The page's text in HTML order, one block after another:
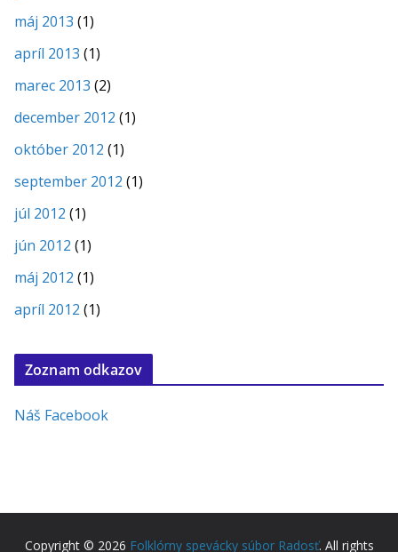
máj 2013 (1)
apríl 2013 (1)
marec 2013 (2)
december 2012 (1)
október 2012 (1)
september 2012 (1)
júl 2012 (1)
jún 2012 (1)
máj 2012 (1)
apríl 2012 (1)
Zoznam odkazov
Náš Facebook
Copyright © 2026 Folklórny spevácky súbor Radosť. All rights